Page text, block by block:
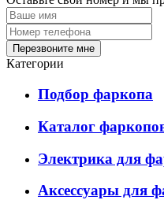
Перезвоните мне
Категории
Подбор фаркопа
Каталог
Электрика для
Аксессуары для